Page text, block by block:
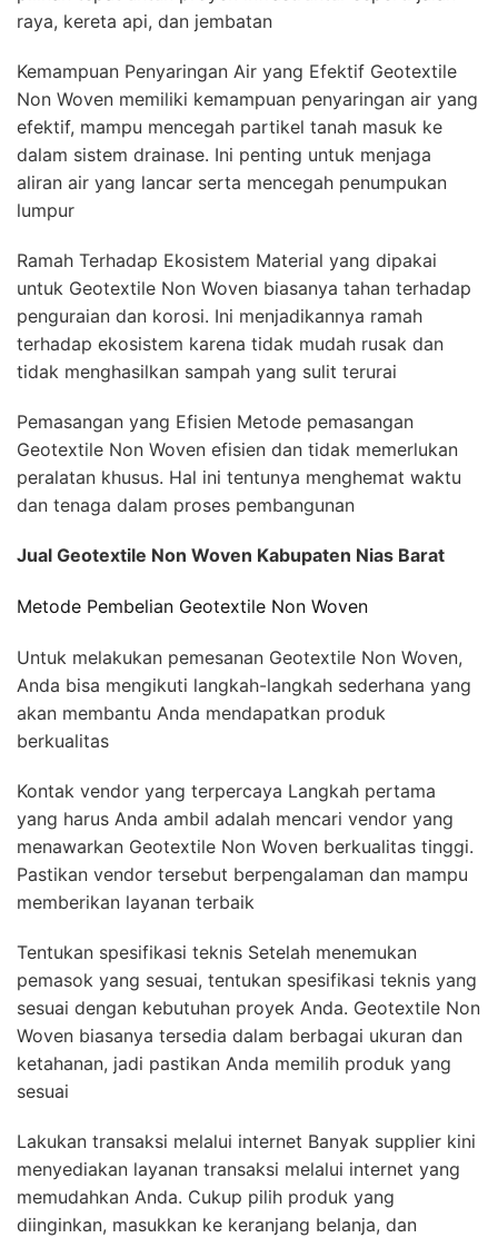
raya, kereta api, dan jembatan
Kemampuan Penyaringan Air yang Efektif Geotextile
Non Woven memiliki kemampuan penyaringan air yang
efektif, mampu mencegah partikel tanah masuk ke
dalam sistem drainase. Ini penting untuk menjaga
aliran air yang lancar serta mencegah penumpukan
lumpur
Ramah Terhadap Ekosistem Material yang dipakai
untuk Geotextile Non Woven biasanya tahan terhadap
penguraian dan korosi. Ini menjadikannya ramah
terhadap ekosistem karena tidak mudah rusak dan
tidak menghasilkan sampah yang sulit terurai
Pemasangan yang Efisien Metode pemasangan
Geotextile Non Woven efisien dan tidak memerlukan
peralatan khusus. Hal ini tentunya menghemat waktu
dan tenaga dalam proses pembangunan
Jual Geotextile Non Woven Kabupaten Nias Barat
Metode Pembelian Geotextile Non Woven
Untuk melakukan pemesanan Geotextile Non Woven,
Anda bisa mengikuti langkah-langkah sederhana yang
akan membantu Anda mendapatkan produk
berkualitas
Kontak vendor yang terpercaya Langkah pertama
yang harus Anda ambil adalah mencari vendor yang
menawarkan Geotextile Non Woven berkualitas tinggi.
Pastikan vendor tersebut berpengalaman dan mampu
memberikan layanan terbaik
Tentukan spesifikasi teknis Setelah menemukan
pemasok yang sesuai, tentukan spesifikasi teknis yang
sesuai dengan kebutuhan proyek Anda. Geotextile Non
Woven biasanya tersedia dalam berbagai ukuran dan
ketahanan, jadi pastikan Anda memilih produk yang
sesuai
Lakukan transaksi melalui internet Banyak supplier kini
menyediakan layanan transaksi melalui internet yang
memudahkan Anda. Cukup pilih produk yang
diinginkan, masukkan ke keranjang belanja, dan